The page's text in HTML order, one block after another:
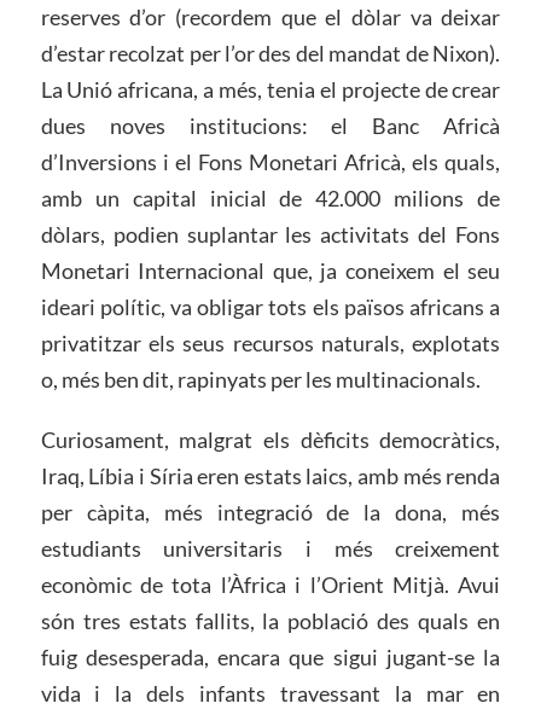
reserves d’or (recordem que el dòlar va deixar
d’estar recolzat per l’or des del mandat de Nixon).
La Unió africana, a més, tenia el projecte de crear
dues noves institucions: el Banc Africà
d’Inversions i el Fons Monetari Africà, els quals,
amb un capital inicial de 42.000 milions de
dòlars, podien suplantar les activitats del Fons
Monetari Internacional que, ja coneixem el seu
ideari polític, va obligar tots els països africans a
privatitzar els seus recursos naturals, explotats
o, més ben dit, rapinyats per les multinacionals.
Curiosament, malgrat els dèficits democràtics,
Iraq, Líbia i Síria eren estats laics, amb més renda
per càpita, més integració de la dona, més
estudiants universitaris i més creixement
econòmic de tota l’Àfrica i l’Orient Mitjà. Avui
són tres estats fallits, la població des quals en
fuig desesperada, encara que sigui jugant-se la
vida i la dels infants travessant la mar en